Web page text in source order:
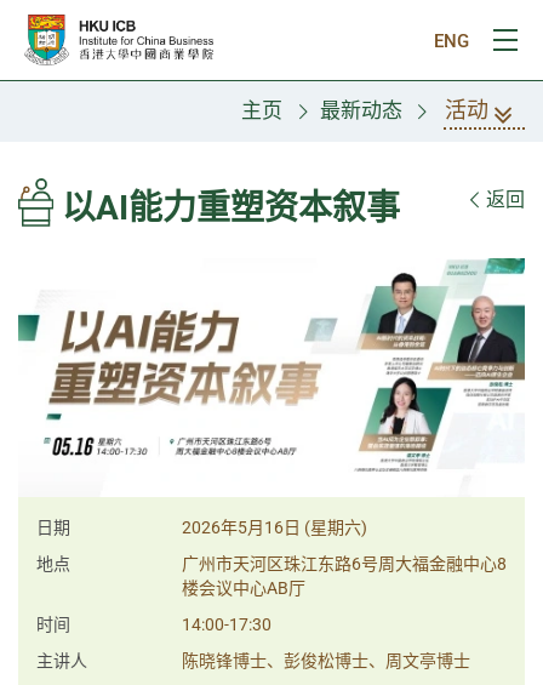
跳往主要内容
ENG
打
主页 最新动态 活动
以AI能力重塑资本叙事 返回
日期
2026年5月16日 (星期六)
地点
广州市天河区珠江东路6号周大福金融中心8
楼会议中心AB厅
时间
14:00-17:30
主讲人
陈晓锋博士、彭俊松博士、周文亭博士